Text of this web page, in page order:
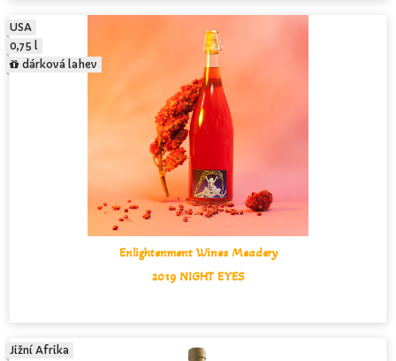
Enlightenment Wines Meadery
2019 NIGHT EYES
USA
0,75 l
dárková lahev
Jižní Afrika